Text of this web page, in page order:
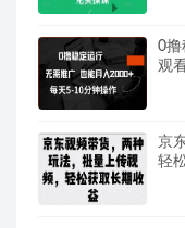
0撸
观
京
轻